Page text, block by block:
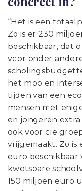
“Het is een
Zo is er 230
beschikbaar, dat
voor onder
het mbo en
tijden van een
mensen met
en jongeren extra
ook voor die
vrijgemaakt. Zo is
euro beschikbaar
kwetsbare
150 miljoen euro